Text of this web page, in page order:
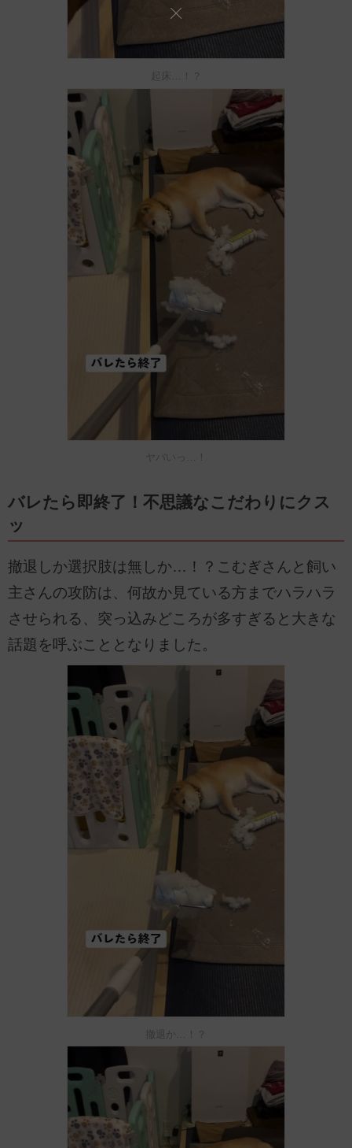
起床…！？
ヤバいっ…！
バレたら即終了！不思議なこだわりにクス
ッ
撤退しか選択肢は無しか…！？こむぎさんと飼い
主さんの攻防は、何故か見ている方までハラハラ
させられる、突っ込みどころが多すぎると大きな
話題を呼ぶこととなりました。
撤退か…！？